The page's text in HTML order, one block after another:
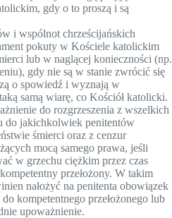
gdy o to proszą i są
i wspólnot chrześcijańskich
pokuty w Kościele katolickim
lub w naglącej konieczności (np.
gdy nie są w stanie zwrócić się
o spowiedź i wyznają w
samą wiarę, co Kościół katolicki.
do rozgrzeszenia z wszelkich
do jakichkolwiek penitentów
śmierci oraz z cenzur
mocą samego prawa, jeśli
w grzechu ciężkim przez czas
przełożony. W takim
nało­żyć na penitenta obowiązek
kompetentnego przełożonego lub
upoważnienie.